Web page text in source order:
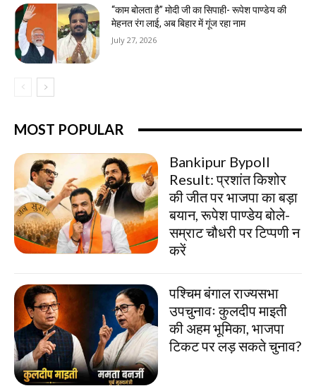
“काम बोलता है” मोदी जी का सिपाही- रूपेश पाण्डेय की
मेहनत रंग लाई, अब बिहार में गूंज रहा नाम
July 27, 2026
MOST POPULAR
Bankipur Bypoll
Result: प्रशांत किशोर
की जीत पर भाजपा का बड़ा
बयान, रूपेश पाण्डेय बोले-
सम्राट चौधरी पर टिप्पणी न
करें
पश्चिम बंगाल राज्यसभा
उपचुनावः कुलदीप माइती
की अहम भूमिका, भाजपा
टिकट पर लड़ सकते चुनाव?